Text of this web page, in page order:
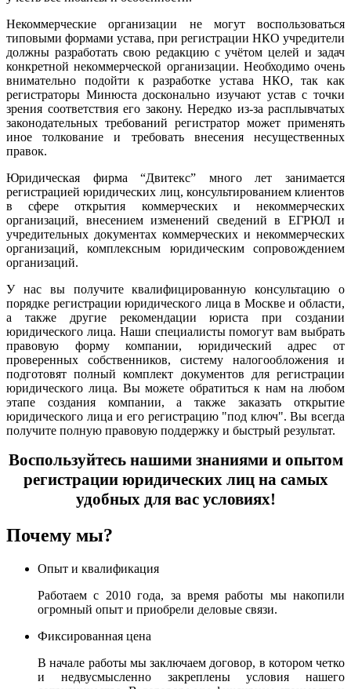
Некоммерческие организации не могут воспользоваться
типовыми формами устава, при регистрации НКО учредители
должны разработать свою редакцию с учётом целей и задач
конкретной некоммерческой организации. Необходимо очень
внимательно подойти к разработке устава НКО, так как
регистраторы Минюста досконально изучают устав с точки
зрения соответствия его закону. Нередко из-за расплывчатых
законодательных требований регистратор может применять
иное толкование и требовать внесения несущественных
правок.
Юридическая фирма “Двитекс” много лет занимается
регистрацией юридических лиц, консультированием клиентов
в сфере открытия коммерческих и некоммерческих
организаций, внесением изменений сведений в ЕГРЮЛ и
учредительных документах коммерческих и некоммерческих
организаций, комплексным юридическим сопровождением
организаций.
У нас вы получите квалифицированную консультацию о
порядке регистрации юридического лица в Москве и области,
а также другие рекомендации юриста при создании
юридического лица. Наши специалисты помогут вам выбрать
правовую форму компании, юридический адрес от
проверенных собственников, систему налогообложения и
подготовят полный комплект документов для регистрации
юридического лица. Вы можете обратиться к нам на любом
этапе создания компании, а также заказать открытие
юридического лица и его регистрацию "под ключ". Вы всегда
получите полную правовую поддержку и быстрый результат.
Воспользуйтесь нашими знаниями и опытом
регистрации юридических лиц на самых
удобных для вас условиях!
Почему мы?
Опыт и квалификация
Работаем с 2010 года, за время работы мы накопили
огромный опыт и приобрели деловые связи.
Фиксированная цена
В начале работы мы заключаем договор, в котором четко
и недвусмысленно закреплены условия нашего